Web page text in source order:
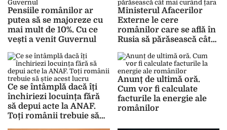
Pensiile românilor ar
putea să se majoreze cu
mai mult de 10%. Cu ce
vești a venit Guvernul
Ministerul Afacerilor
Externe le cere
românilor care se află în
Rusia să părăsească cât
Ce se întâmplă dacă îți
închiriezi locuința fără
să depui acte la ANAF.
Toți românii trebuie să
Anunț de ultimă oră.
Cum vor fi calculate
facturile la energie ale
românilor